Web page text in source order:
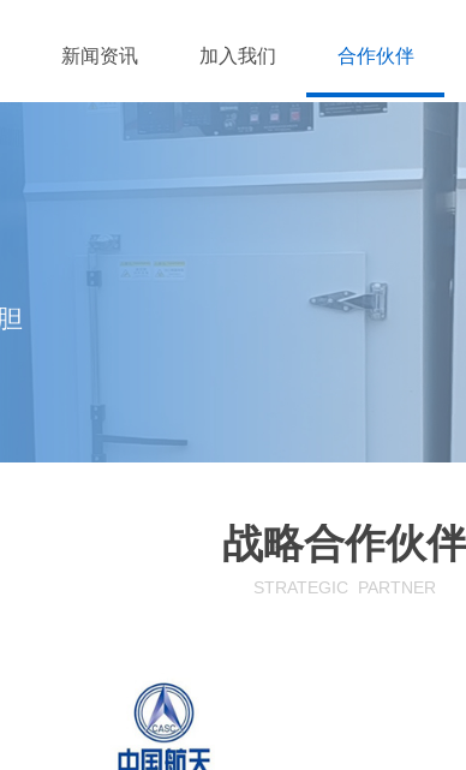
新闻资讯 加入我们 合作伙伴
战略合作伙伴
STRATEGIC PARTNER